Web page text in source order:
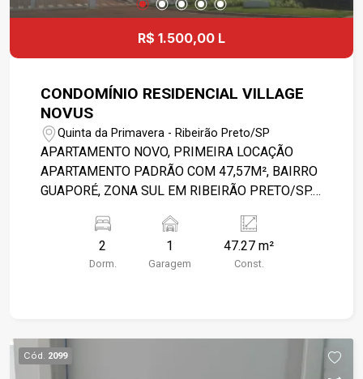
R$ 1.500,00 L
CONDOMÍNIO RESIDENCIAL VILLAGE
NOVUS
Quinta da Primavera - Ribeirão Preto/SP
APARTAMENTO NOVO, PRIMEIRA LOCAÇÃO
APARTAMENTO PADRÃO COM 47,57M², BAIRRO
GUAPORÉ, ZONA SUL EM RIBEIRÃO PRETO/SP. -
SACADA; - COZINHA; - LAVANDERIA; - PISO
LAMINADO; - LAZER COMPLETO, ELEVADOR E
PORTARIA; - 01 VAGA DE GARAGEM.
2
Dorm.
1
Garagem
47.27 m²
Const.
Cód. 2099